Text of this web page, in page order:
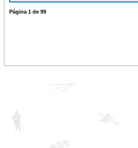
Página 1 de 99